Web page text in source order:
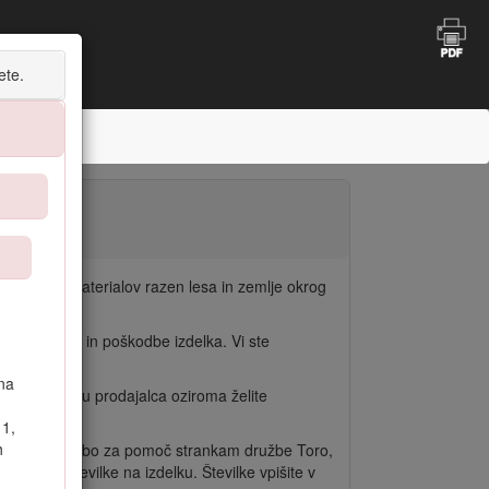
drugih materialov razen lesa in zemlje okrog
poškodbe in poškodbe izdelka. Vi ste
pri iskanju prodajalca oziroma želite
službo za pomoč strankam družbe Toro,
serijske številke na izdelku. Številke vpišite v